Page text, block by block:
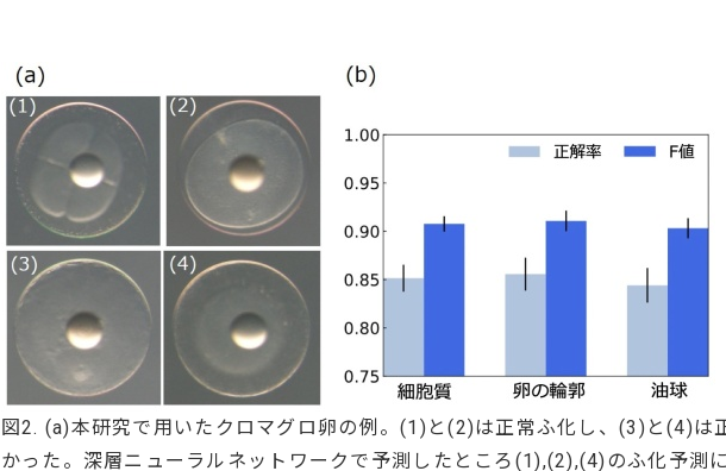
図2. (a)本研究で用いたクロマグロ卵の例。(1)と(2)は正常ふ化し、(3)と(4)は
かった。深層ニューラルネットワークで予測したところ(1),(2),(4)のふ化予測